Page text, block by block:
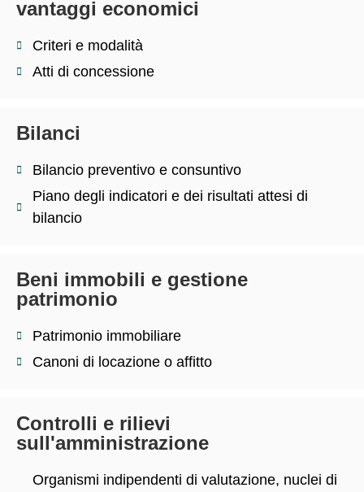
vantaggi economici
Criteri e modalità
Atti di concessione
Bilanci
Bilancio preventivo e consuntivo
Piano degli indicatori e dei risultati attesi di
bilancio
Beni immobili e gestione
patrimonio
Patrimonio immobiliare
Canoni di locazione o affitto
Controlli e rilievi
sull'amministrazione
Organismi indipendenti di valutazione, nuclei di